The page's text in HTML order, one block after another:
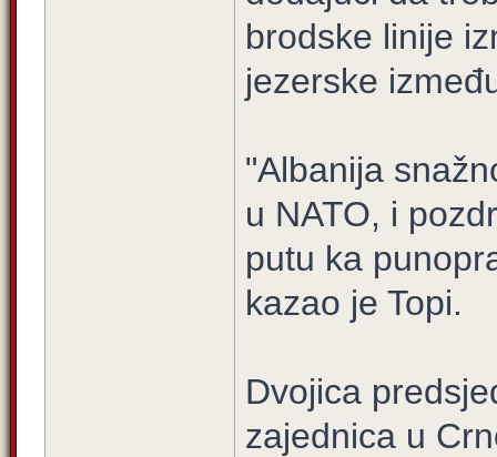
brodske linije
jezerske
"Albanija
u NATO, i
putu ka
kazao je Topi.
Dvojica
zajednica u